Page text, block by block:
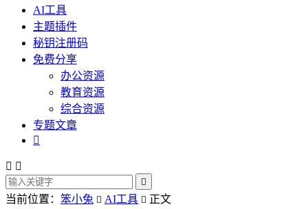
AI工具
主题插件
秘钥注册码
免费分享
办公资源
教育资源
综合资源
专题文章

 

当前位置： 笨小兔  AI工具  正文